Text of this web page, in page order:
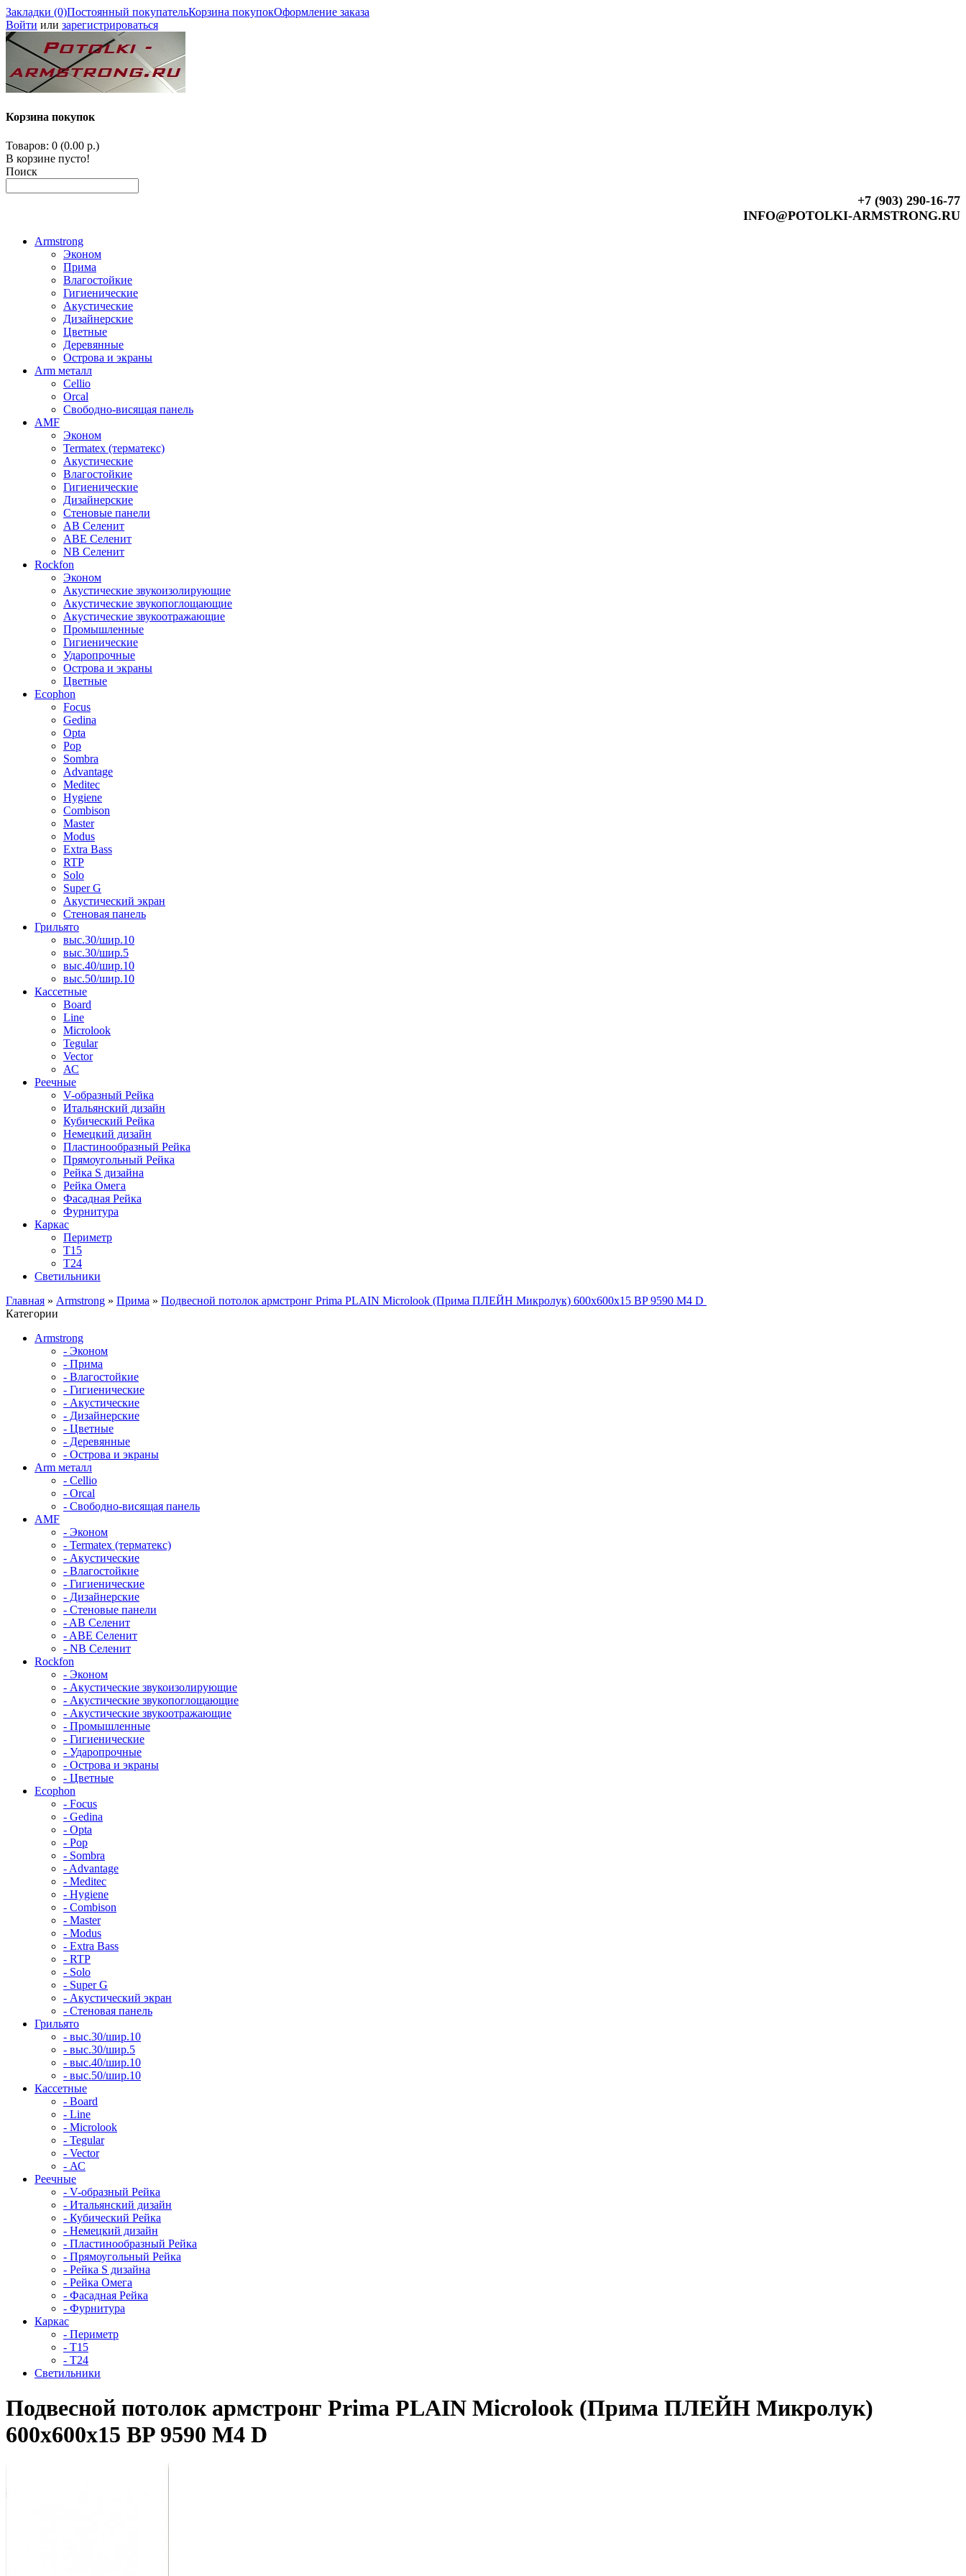
Закладки (0)Постоянный покупательКорзина покупокОформление заказа
Войти или зарегистрироваться
Корзина покупок
Товаров: 0 (0.00 р.)
В корзине пусто!
Поиск
+7 (903) 290-16-77
INFO@POTOLKI-ARMSTRONG.RU
Armstrong
Эконом
Прима
Влагостойкие
Гигиенические
Акустические
Дизайнерские
Цветные
Деревянные
Острова и экраны
Arm металл
Cellio
Orcal
Свободно-висящая панель
AMF
Эконом
Termatex (терматекс)
Акустические
Влагостойкие
Гигиенические
Дизайнерские
Стеновые панели
AB Селенит
ABE Селенит
NB Селенит
Rockfon
Эконом
Акустические звукоизолирующие
Акустические звукопоглощающие
Акустические звукоотражающие
Промышленные
Гигиенические
Ударопрочные
Острова и экраны
Цветные
Ecophon
Focus
Gedina
Opta
Pop
Sombra
Advantage
Meditec
Hygiene
Combison
Master
Modus
Extra Bass
RTP
Solo
Super G
Акустический экран
Стеновая панель
Грильято
выс.30/шир.10
выс.30/шир.5
выс.40/шир.10
выс.50/шир.10
Кассетные
Board
Line
Microlook
Tegular
Vector
АС
Реечные
V-образный Рейка
Итальянский дизайн
Кубический Рейка
Немецкий дизайн
Пластинообразный Рейка
Прямоугольный Рейка
Рейка S дизайна
Рейка Омега
Фасадная Рейка
Фурнитура
Каркас
Периметр
Т15
Т24
Светильники
Главная » Armstrong » Прима » Подвесной потолок армстронг Prima PLAIN Microlook (Прима ПЛЕЙН Микролук) 600x600x15 BP 9590 M4 D
Категории
Armstrong
- Эконом
- Прима
- Влагостойкие
- Гигиенические
- Акустические
- Дизайнерские
- Цветные
- Деревянные
- Острова и экраны
Arm металл
- Cellio
- Orcal
- Свободно-висящая панель
AMF
- Эконом
- Termatex (терматекс)
- Акустические
- Влагостойкие
- Гигиенические
- Дизайнерские
- Стеновые панели
- AB Селенит
- ABE Селенит
- NB Селенит
Rockfon
- Эконом
- Акустические звукоизолирующие
- Акустические звукопоглощающие
- Акустические звукоотражающие
- Промышленные
- Гигиенические
- Ударопрочные
- Острова и экраны
- Цветные
Ecophon
- Focus
- Gedina
- Opta
- Pop
- Sombra
- Advantage
- Meditec
- Hygiene
- Combison
- Master
- Modus
- Extra Bass
- RTP
- Solo
- Super G
- Акустический экран
- Стеновая панель
Грильято
- выс.30/шир.10
- выс.30/шир.5
- выс.40/шир.10
- выс.50/шир.10
Кассетные
- Board
- Line
- Microlook
- Tegular
- Vector
- АС
Реечные
- V-образный Рейка
- Итальянский дизайн
- Кубический Рейка
- Немецкий дизайн
- Пластинообразный Рейка
- Прямоугольный Рейка
- Рейка S дизайна
- Рейка Омега
- Фасадная Рейка
- Фурнитура
Каркас
- Периметр
- Т15
- Т24
Светильники
Подвесной потолок армстронг Prima PLAIN Microlook (Прима ПЛЕЙН Микролук)
600x600x15 BP 9590 M4 D